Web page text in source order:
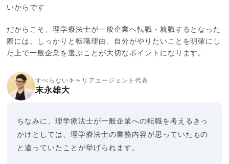
いからです
だからこそ、理学療法士が一般企業へ転職・就職するとなった
際には、しっかりと転職理由、自分がやりたいことを明確にし
た上で一般企業を選ぶことが大切なポイントになります。
すべらないキャリアエージェント代表
末永雄大
ちなみに、理学療法士が一般企業への転職を考えるきっ
かけとしては、理学療法士の業務内容が思っていたもの
と違っていたことが挙げられます。